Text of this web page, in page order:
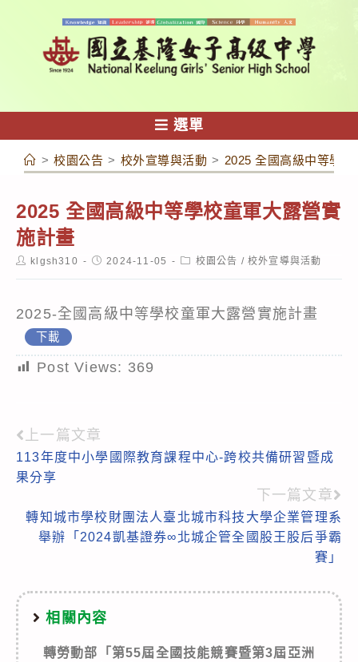
容
選單
> 校園公告 > 校外宣導與活動 > 2025 全國高級中等學
2025 全國高級中等學校童軍大露營實
施計畫
Postklgsh310
Post2024-11-05
Post校園公告 / 校外宣導與活動
2025-全國高級中等學校童軍大露營實施計畫
下載
Post Views: 369
Read
more
上一篇文章
113年度中小學國際教育課程中心-跨校共備研習暨成
果分享
下一篇文章
轉知城市學校財團法人臺北城市科技大學企業管理系
舉辦「2024凱基證券∞北城企管全國股王股后爭霸
賽」
相關內容
轉勞動部「第55屆全國技能競賽暨第3屆亞洲